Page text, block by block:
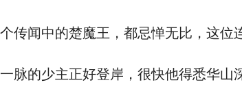
闻中的楚魔王，都忌惮无比，这位
的少主正好登岸，很快他得悉华山